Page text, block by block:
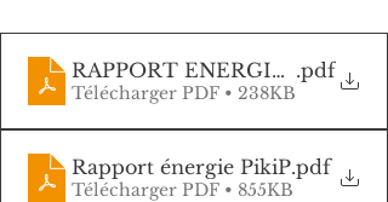
RAPPORT ENERGIE PikiP -
.pdf
Télécharger PDF • 238KB
Rapport énergie PikiP.pdf
Télécharger PDF • 855KB